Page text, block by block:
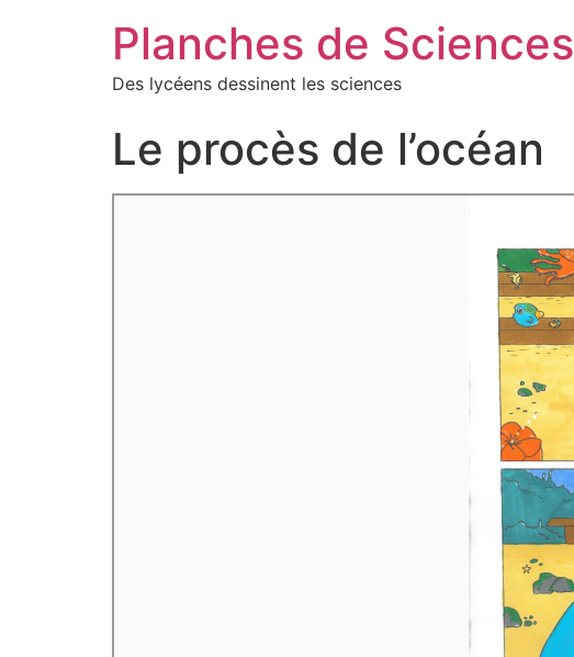
Planches de Sciences
Des lycéens dessinent les sciences
Le procès de l’océan